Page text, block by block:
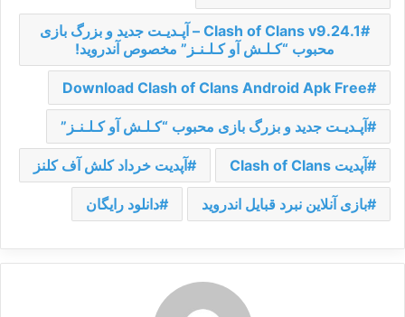
Clash of Clans v9.24.1 – آپـدیـت جدید و بزرگ بازی
محبوب “کـلـش آو کـلـنـز” مخصوص آندروید!
Download Clash of Clans Android Apk Free
آپـدیـت جدید و بزرگ بازی محبوب “کـلـش آو کـلـنـز”
آپدیت Clash of Clans آپدیت خرداد کلش آف کلنز
بازی آنلاین نبرد قبایل اندروید دانلود رایگان